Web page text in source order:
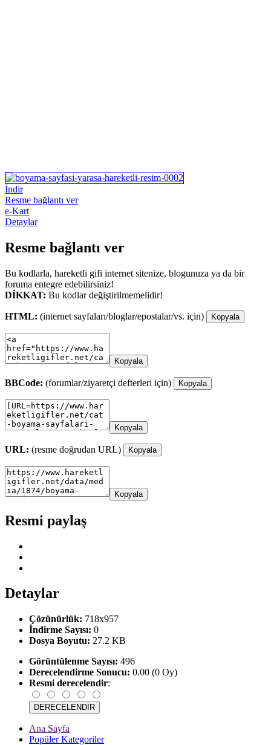
İndir
Resme bağlantı ver
e-Kart
Detaylar
Resme bağlantı ver
Bu kodlarla, hareketli gifi internet sitenize, blogunuza ya da bir
foruma entegre edebilirsiniz!
DİKKAT: Bu kodlar değiştirilmemelidir!
HTML: (internet sayfaları/bloglar/epostalar/vs. için) Kopyala
Kopyala
BBCode: (forumlar/ziyaretçi defterleri için) Kopyala
Kopyala
URL: (resme doğrudan URL) Kopyala
Kopyala
Resmi paylaş
Detaylar
Çözünürlük: 718x957
İndirme Sayısı: 0
Dosya Boyutu: 27.2 KB
Görüntülenme Sayısı: 496
Derecelendirme Sonucu: 0.00 (0 Oy)
Resmi derecelendir:
Ana Sayfa
Popüler Kategoriler